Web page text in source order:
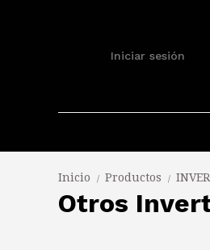
Iniciar sesión
Inicio / Productos /
Otros